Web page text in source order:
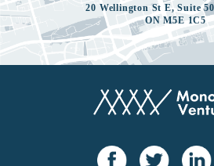
20 Wellington St E, Suite
ON M5E 1C5